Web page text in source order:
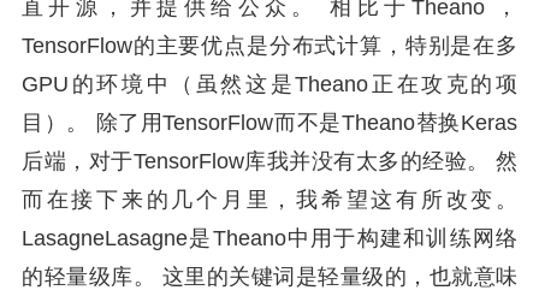
直开源，并提供给公众。 相比于Theano ，
TensorFlow的主要优点是分布式计算，特别是在多
GPU的环境中（虽然这是Theano正在攻克的项
目）。 除了用TensorFlow而不是Theano替换Keras
后端，对于TensorFlow库我并没有太多的经验。 然
而在接下来的几个月里，我希望这有所改变。
LasagneLasagne是Theano中用于构建和训练网络
的轻量级库。 这里的关键词是轻量级的，也就意味